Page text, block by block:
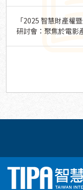
「2025 智慧財產權
研討會：聚焦於電影